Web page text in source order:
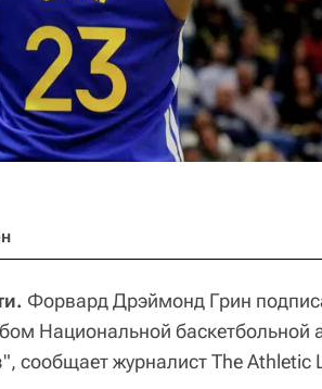
Форвард Дрэймонд Грин
Национальной баскетбольной
сообщает журналист The